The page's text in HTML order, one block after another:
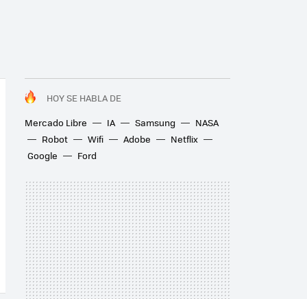
HOY SE HABLA DE
Mercado Libre
IA Samsung
NASA
Robot
Wifi Adobe
Netflix
Google
Ford